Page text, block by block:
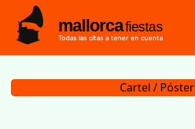
mallorcafiestas
Todas las citas a tener en cuenta
Cartel / Póster